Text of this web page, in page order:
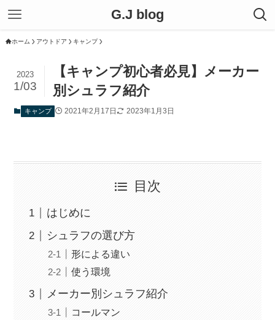
G.J blog
ホーム アウトドア キャンプ
【キャンプ初心者必見】メーカー
別シュラフ紹介
2023
1/03
キャンプ 2021年2月17日 2023年1月3日
目次
はじめに
シュラフの選び方
形による違い
使う環境
メーカー別シュラフ紹介
コールマン